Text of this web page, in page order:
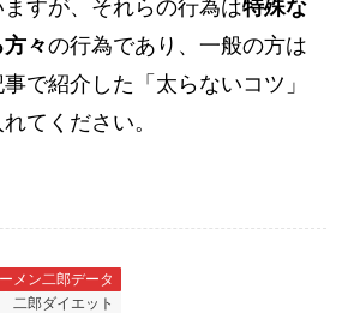
すが、それらの行為は特殊な
々の行為であり、一般の方は
で紹介した「太らないコツ」
てください。
メン二郎データ
二郎ダイエット